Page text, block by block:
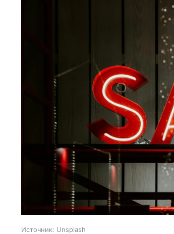
Источник: Unsplash